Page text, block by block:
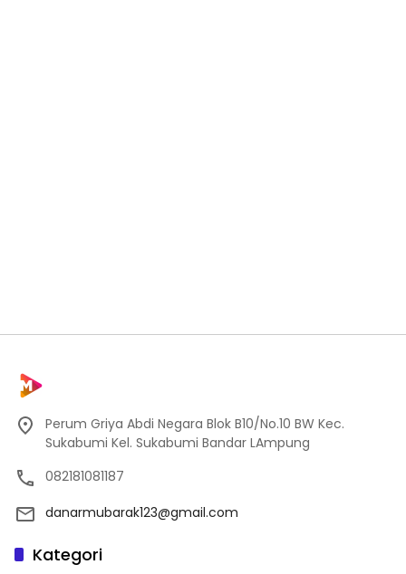
Perum Griya Abdi Negara Blok B10/No.10 BW Kec.
Sukabumi Kel. Sukabumi Bandar LAmpung
082181081187
danarmubarak123@gmail.com
Kategori